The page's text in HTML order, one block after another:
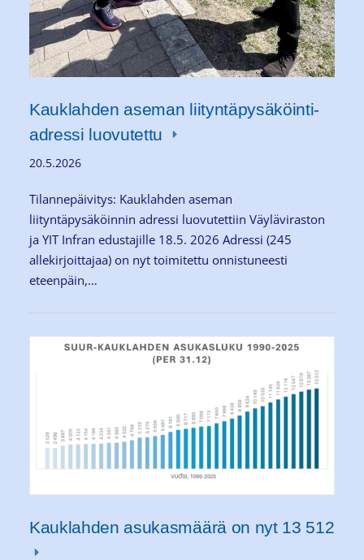
Kauklahden aseman liityntäpysäköinti-
adressi luovutettu
20.5.2026
Tilannepäivitys: Kauklahden aseman
liityntäpysäköinnin adressi luovutettiin Väyläviraston
ja YIT Infran edustajille 18.5. 2026 Adressi (245
allekirjoittajaa) on nyt toimitettu onnistuneesti
eteenpäin,…
Kauklahden asukasmäärä on nyt 13 512